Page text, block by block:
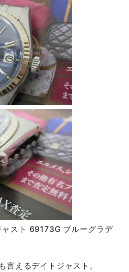
スト 69173G ブルーグラデ
言えるデイトジャスト。